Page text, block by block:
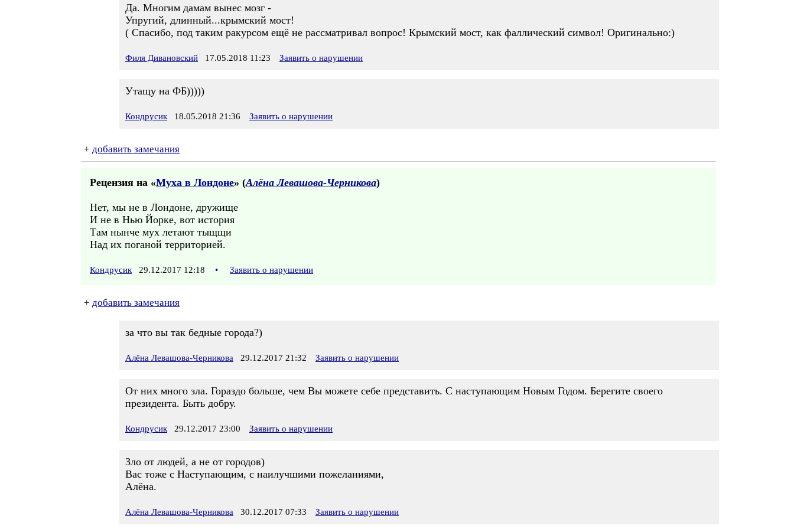
Да. Многим дамам вынес мозг -
Упругий, длинный...крымский мост!
( Спасибо, под таким ракурсом ещё не рассматривал вопрос! Крымский мост, как фаллический символ! Оригинально:)
Филя Дивановский 17.05.2018 11:23 Заявить о нарушении
Утащу на ФБ)))))
Кондрусик 18.05.2018 21:36 Заявить о нарушении
+ добавить замечания
Рецензия на «Муха в Лондоне» (Алёна Левашова-Черникова)
Нет, мы не в Лондоне, дружище
И не в Нью Йорке, вот история
Там нынче мух летают тыщщи
Над их поганой территорией.
Кондрусик 29.12.2017 12:18 • Заявить о нарушении
+ добавить замечания
за что вы так бедные города?)
Алёна Левашова-Черникова 29.12.2017 21:32 Заявить о нарушении
От них много зла. Гораздо больше, чем Вы можете себе представить. С наступающим Новым Годом. Берегите своего
президента. Быть добру.
Кондрусик 29.12.2017 23:00 Заявить о нарушении
Зло от людей, а не от городов)
Вас тоже с Наступающим, с наилучшими пожеланиями,
Алёна.
Алёна Левашова-Черникова 30.12.2017 07:33 Заявить о нарушении